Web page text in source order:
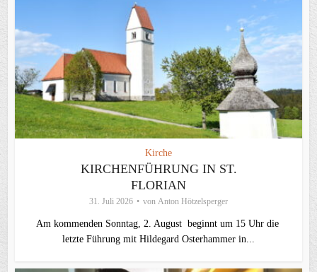
Kirche
KIRCHENFÜHRUNG IN ST.
FLORIAN
31. Juli 2026 von Anton Hötzelsperger
Am kommenden Sonntag, 2. August beginnt um 15 Uhr die
letzte Führung mit Hildegard Osterhammer in...